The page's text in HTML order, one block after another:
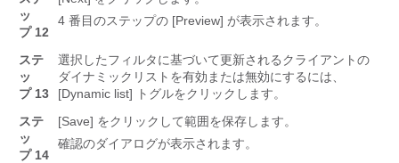
ッ
プ 12
4 番目のステップの [Preview] が表示されます。
ステ
ッ
プ 13
選択したフィルタに基づいて更新されるクライアントの
ダイナミックリストを有効または無効にするには、
[Dynamic list]
トグルをクリックします。
ステ
ッ
プ 14
[Save] をクリックして範囲を保存します。
確認のダイアログが表示されます。